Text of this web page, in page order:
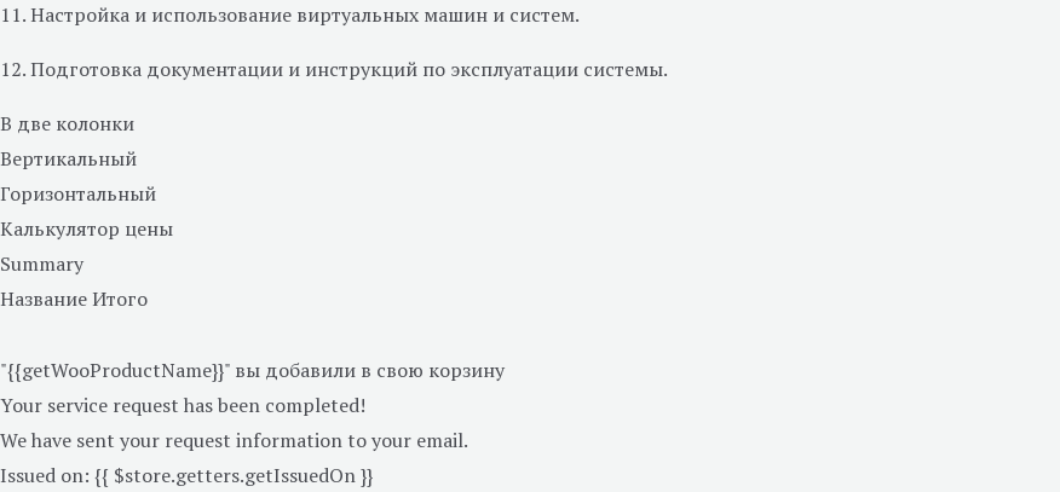
11. Настройка и использование виртуальных машин и систем.
12. Подготовка документации и инструкций по эксплуатации системы.
В две колонки
Вертикальный
Горизонтальный
Калькулятор цены
Summary
НазваниеИтого
"{{getWooProductName}}" вы добавили в свою корзину
Your service request has been completed!
We have sent your request information to your email.
Issued on: {{ $store.getters.getIssuedOn }}